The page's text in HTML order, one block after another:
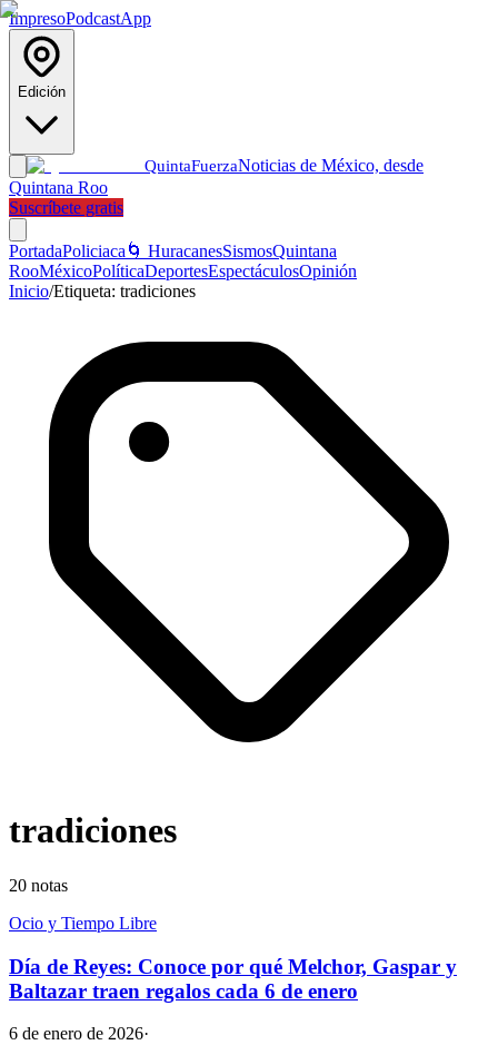
ImpresoPodcastApp
Edición
QuintaFuerzaNoticias de México, desde
Quintana Roo
Suscríbete gratis
PortadaPoliciaca 🌀 HuracanesSismosQuintana
RooMéxicoPolíticaDeportesEspectáculosOpinión
Inicio/Etiqueta: tradiciones
tradiciones
20 notas
Ocio y Tiempo Libre
Día de Reyes: Conoce por qué Melchor, Gaspar y
Baltazar traen regalos cada 6 de enero
6 de enero de 2026·